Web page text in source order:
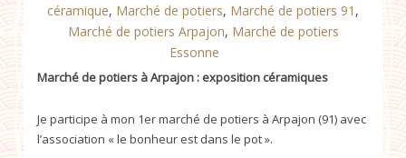
céramique, Marché de potiers, Marché de potiers 91 ,
Marché de potiers Arpajon, Marché de potiers
Essonne
Marché de potiers à Arpajon : exposition céramiques
Je participe à mon 1er marché de potiers à Arpajon (91) avec
l’association « le bonheur est dans le pot ».